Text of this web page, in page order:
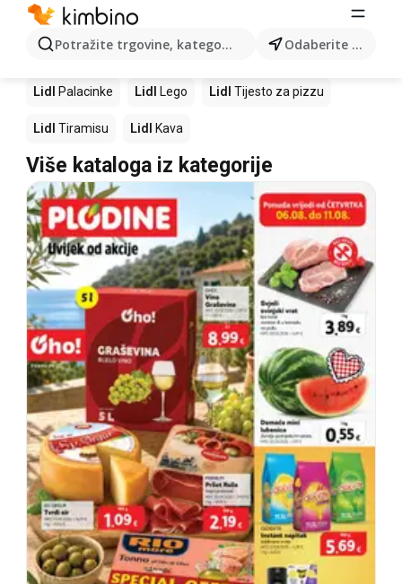
Potražite trgovine, kategorije, proizvode... Odaberite grad
Slijedeći proizvodi u trgovinama Lidl
Lidl Lidl Pizza Lidl Cheesecake
Lidl Palacinke Lidl Lego Lidl Tijesto za pizzu
Lidl Tiramisu Lidl Kava
Više kataloga iz kategorije